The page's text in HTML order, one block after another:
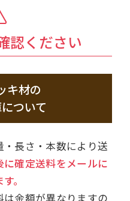
認ください
キ材の
ついて
長さ・本数により送
に確定送料をメールに
。
金額が異なりますの